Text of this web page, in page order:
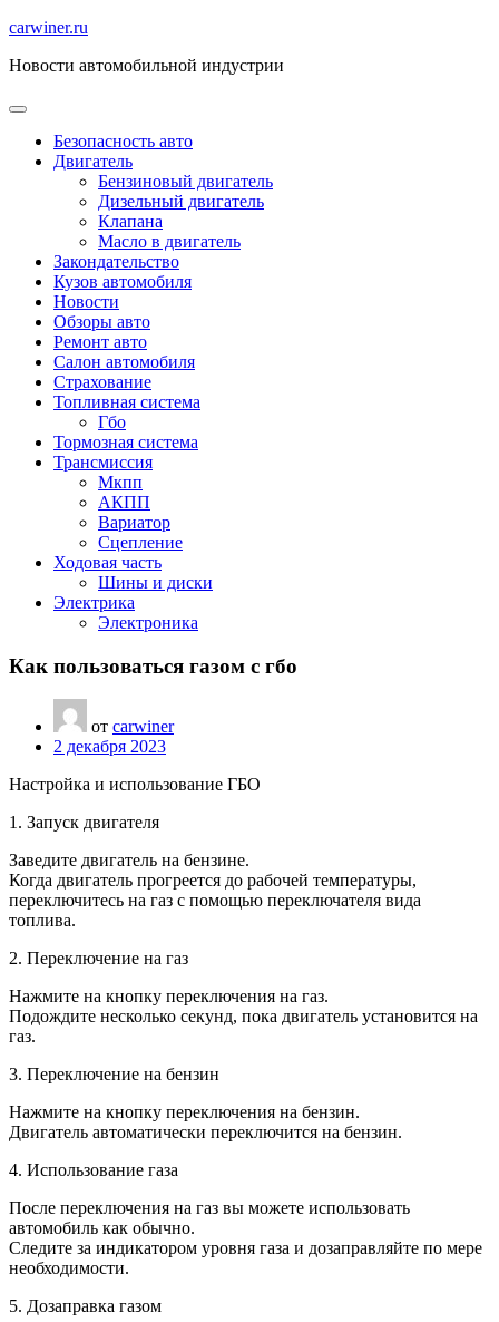
Перейти
содержимому
carwiner.ru
Новости автомобильной индустрии
Безопасность авто
Двигатель
Бензиновый двигатель
Дизельный двигатель
Клапана
Масло в двигатель
Закондательство
Кузов автомобиля
Новости
Обзоры авто
Ремонт авто
Салон автомобиля
Страхование
Топливная система
Гбо
Тормозная система
Трансмиссия
Мкпп
АКПП
Вариатор
Сцепление
Ходовая часть
Шины и диски
Электрика
Электроника
Как пользоваться газом с гбо
от carwiner
2 декабря 2023
Настройка и использование ГБО
1. Запуск двигателя
Заведите двигатель на бензине.
Когда двигатель прогреется до рабочей температуры,
переключитесь на газ с помощью переключателя вида
топлива.
2. Переключение на газ
Нажмите на кнопку переключения на газ.
Подождите несколько секунд, пока двигатель установится на
газ.
3. Переключение на бензин
Нажмите на кнопку переключения на бензин.
Двигатель автоматически переключится на бензин.
4. Использование газа
После переключения на газ вы можете использовать
автомобиль как обычно.
Следите за индикатором уровня газа и дозаправляйте по мере
необходимости.
5. Дозаправка газом